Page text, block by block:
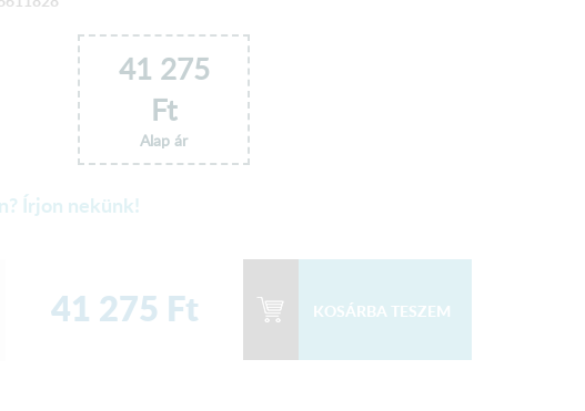
41 275
Ft
Alap ár
Írjon nekünk!
41 275 Ft